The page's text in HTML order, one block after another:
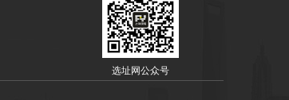
选址网公众号